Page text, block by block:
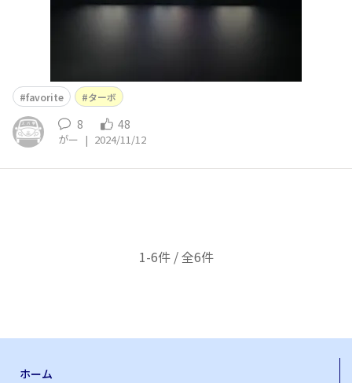
favorite ターボ
8 48
がー | 2024/11/12
1-6件 / 全6件
ホーム